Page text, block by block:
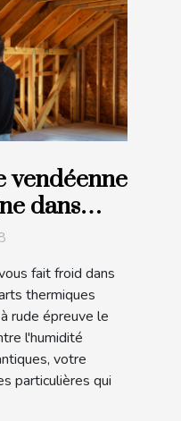
vendéenne
dans
!
fait froid dans
thermiques
rude épreuve le
l'humidité
votre
particulières qui